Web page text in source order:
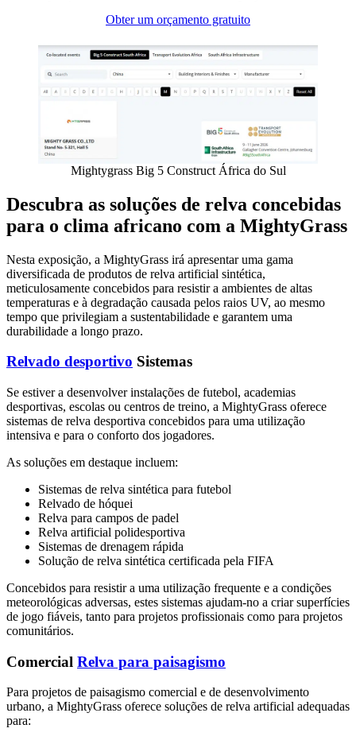
Obter um orçamento gratuito
Mightygrass Big 5 Construct África do Sul
Descubra as soluções de relva concebidas
para o clima africano com a MightyGrass
Nesta exposição, a MightyGrass irá apresentar uma gama
diversificada de produtos de relva artificial sintética,
meticulosamente concebidos para resistir a ambientes de altas
temperaturas e à degradação causada pelos raios UV, ao mesmo
tempo que privilegiam a sustentabilidade e garantem uma
durabilidade a longo prazo.
Relvado desportivo Sistemas
Se estiver a desenvolver instalações de futebol, academias
desportivas, escolas ou centros de treino, a MightyGrass oferece
sistemas de relva desportiva concebidos para uma utilização
intensiva e para o conforto dos jogadores.
As soluções em destaque incluem:
Sistemas de relva sintética para futebol
Relvado de hóquei
Relva para campos de padel
Relva artificial polidesportiva
Sistemas de drenagem rápida
Solução de relva sintética certificada pela FIFA
Concebidos para resistir a uma utilização frequente e a condições
meteorológicas adversas, estes sistemas ajudam-no a criar superfícies
de jogo fiáveis, tanto para projetos profissionais como para projetos
comunitários.
Comercial Relva para paisagismo
Para projetos de paisagismo comercial e de desenvolvimento
urbano, a MightyGrass oferece soluções de relva artificial adequadas
para: